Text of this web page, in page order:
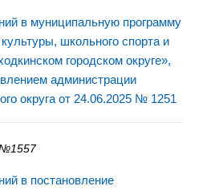
в муниципальную программу
школьного спорта и
городском округе»,
администрации
округа от 24.06.2025 № 1251
в постановление